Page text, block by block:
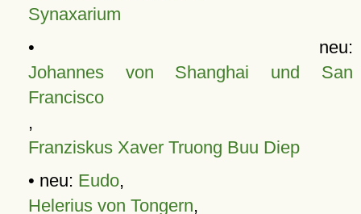
Synaxarium
• neu:
Johannes von Shanghai und San
Francisco
,
Franziskus Xaver Truong Buu Diep
• neu: Eudo,
Helerius von Tongern,